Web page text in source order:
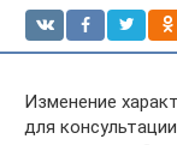
Изменение
для